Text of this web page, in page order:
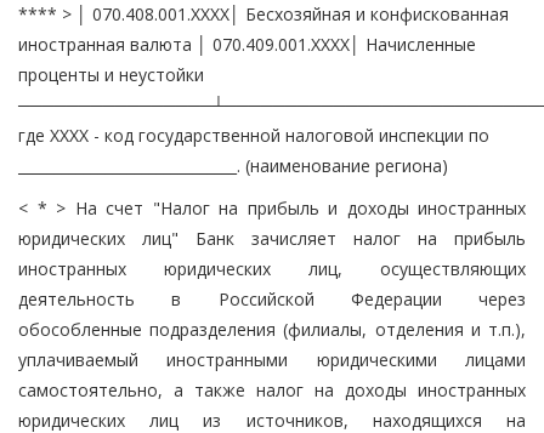
**** > │ 070.408.001.XXXX│ Бесхозяйная и конфискованная
иностранная валюта │ 070.409.001.XXXX│ Начисленные
проценты и неустойки
где XXXX - код государственной налоговой инспекции по
______________________________. (наименование региона)
< * > На счет "Налог на прибыль и доходы иностранных
юридических лиц" Банк зачисляет налог на прибыль
иностранных юридических лиц, осуществляющих
деятельность в Российской Федерации через
обособленные подразделения (филиалы, отделения и т.п.),
уплачиваемый иностранными юридическими лицами
самостоятельно, а также налог на доходы иностранных
юридических лиц из источников, находящихся на